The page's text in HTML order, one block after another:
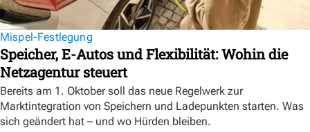
Mispel-Festlegung
Speicher, E-Autos und Flexibilität: Wohin die
Netzagentur steuert
Bereits am 1. Oktober soll das neue Regelwerk zur
Marktintegration von Speichern und Ladepunkten starten. Was
sich geändert hat – und wo Hürden bleiben.